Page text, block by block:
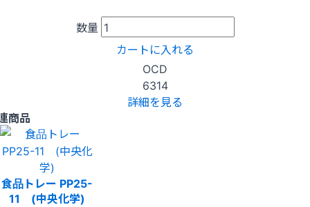
数量
カートに入れる
OCD
6314
詳細を見る
商品
食品トレー PP25-
11 (中央化学)